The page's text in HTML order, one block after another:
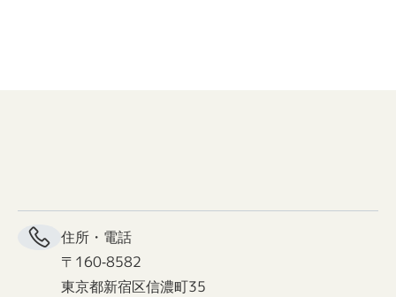
住所・電話
〒160-8582
東京都新宿区信濃町35